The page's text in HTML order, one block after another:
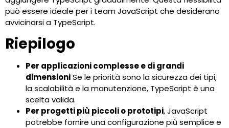
può essere ideale per i team JavaScript che desiderano
avvicinarsi a TypeScript.
Riepilogo
Per applicazioni complesse e di grandi
dimensioniSe le priorità sono la sicurezza dei tipi,
la scalabilità e la manutenzione, TypeScript è una
scelta valida.
Per progetti più piccoli o prototipi, JavaScript
potrebbe fornire una configurazione più semplice e